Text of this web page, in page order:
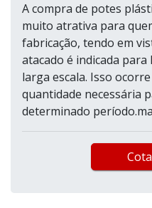
A compra de potes
muito atrativa para
fabricação, tendo em
atacado é indicada
larga escala. Isso
quantidade necessária
determinado